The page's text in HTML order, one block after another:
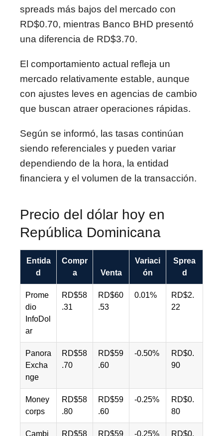
spreads más bajos del mercado con
RD$0.70, mientras Banco BHD presentó
una diferencia de RD$3.70.
El comportamiento actual refleja un
mercado relativamente estable, aunque
con ajustes leves en agencias de cambio
que buscan atraer operaciones rápidas.
Según se informó, las tasas continúan
siendo referenciales y pueden variar
dependiendo de la hora, la entidad
financiera y el volumen de la transacción.
Precio del dólar hoy en
República Dominicana
Entida
d
Compr
a
Venta
Variaci
ón
Sprea
d
Prome
dio
InfoDol
ar
RD$58
.31
RD$60
.53
0.01%
RD$2.
22
Panora
Excha
nge
RD$58
.70
RD$59
.60
-0.50%
RD$0.
90
Money
corps
RD$58
.80
RD$59
.60
-0.25%
RD$0.
80
Cambi RD$58 RD$59 -0.25% RD$0.